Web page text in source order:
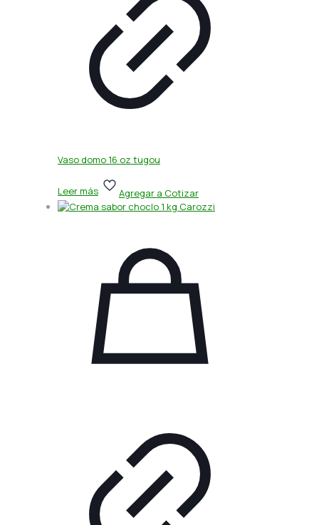
Vaso domo 16 oz tugou
Leer más Agregar a Cotizar